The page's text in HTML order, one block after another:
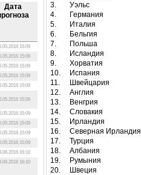
Дата
15:09
15:09
15:09
15:09
15:09
15:09
15:09
15:09
15:09
15:09
16:10
16:10
3.
Уэльс
4.
Германия
5.
Италия
6.
Бельгия
7.
Польша
8.
Исландия
9.
Хорватия
10.
Испания
11.
Швейцария
12.
Англия
13.
Венгрия
14.
Словакия
15.
Ирландия
16.
Северная Ирландия
17.
Турция
18.
Албания
19.
Румыния
20.
Швеция